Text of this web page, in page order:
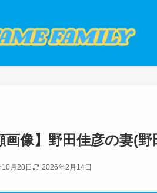
画像】野田佳彦の妻(
月28日 2026年2月14日